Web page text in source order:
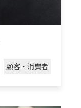
顧客・消費者